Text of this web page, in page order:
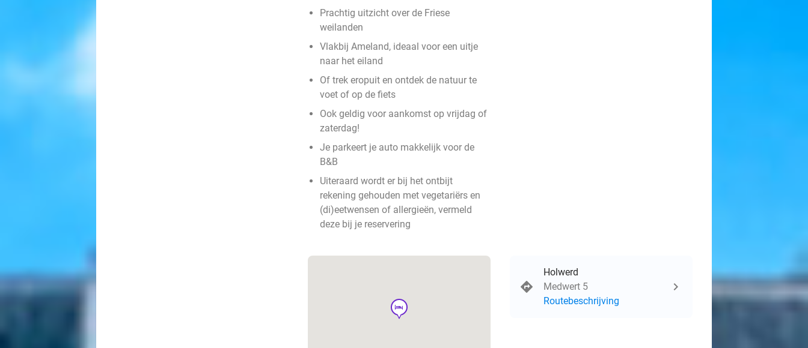
Prachtig uitzicht over de Friese
weilanden
Vlakbij Ameland, ideaal voor een uitje
naar het eiland
Of trek eropuit en ontdek de natuur te
voet of op de fiets
Ook geldig voor aankomst op vrijdag of
zaterdag!
Je parkeert je auto makkelijk voor de
B&B
Uiteraard wordt er bij het ontbijt
rekening gehouden met vegetariërs en
(di)eetwensen of allergieën, vermeld
deze bij je reservering
hotel
Holwerd
Medwert 5
Routebeschrijving